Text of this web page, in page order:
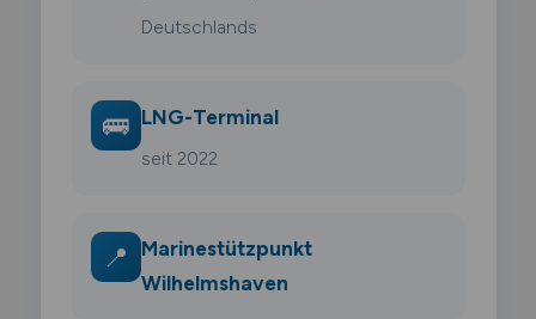
Deutschlands
🚌 LNG-Terminal
seit 2022
📍
Marinestützpunkt
Wilhelmshaven